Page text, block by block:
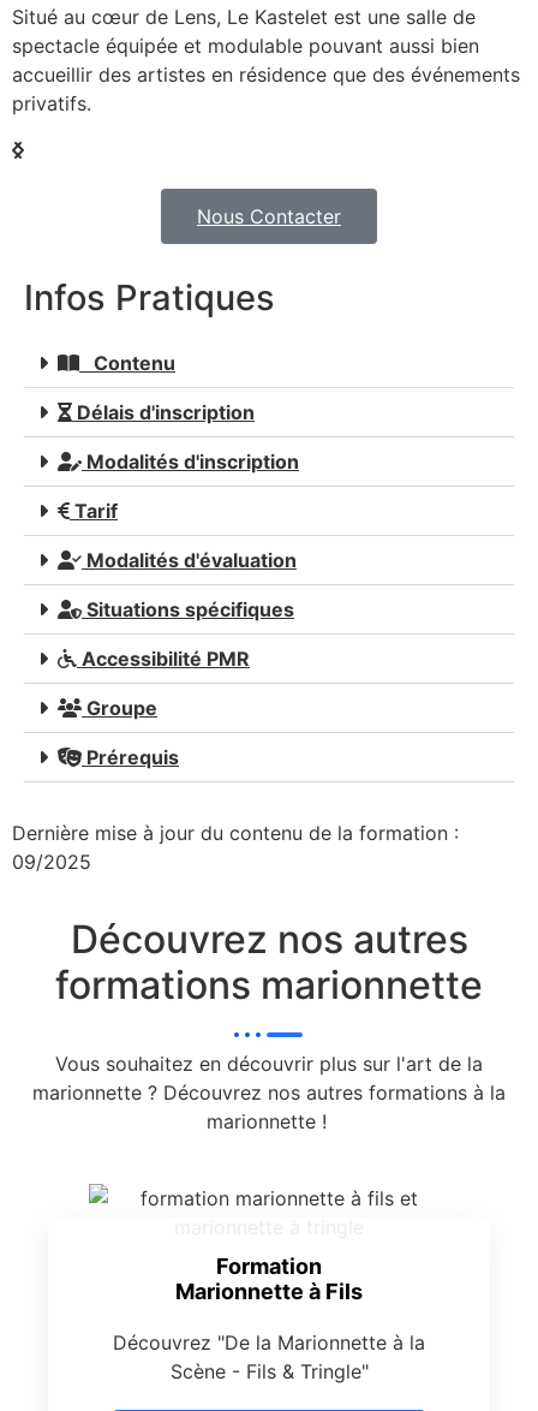
Situé au cœur de Lens, Le Kastelet est une salle de
spectacle équipée et modulable pouvant aussi bien
accueillir des artistes en résidence que des événements
privatifs.
Nous Contacter
Infos Pratiques
Contenu
Délais d'inscription
Modalités d'inscription
Tarif
Modalités d'évaluation
Situations spécifiques
Accessibilité PMR
Groupe
Prérequis
Dernière mise à jour du contenu de la formation :
09/2025
Découvrez nos autres
formations marionnette
Vous souhaitez en découvrir plus sur l'art de la
marionnette ? Découvrez nos autres formations à la
marionnette !
Formation
Marionnette à Fils
Découvrez "De la Marionnette à la
Scène - Fils & Tringle"